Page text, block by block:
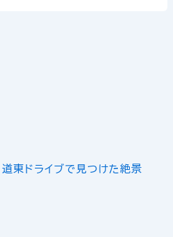
東ドライブで見つけた絶景